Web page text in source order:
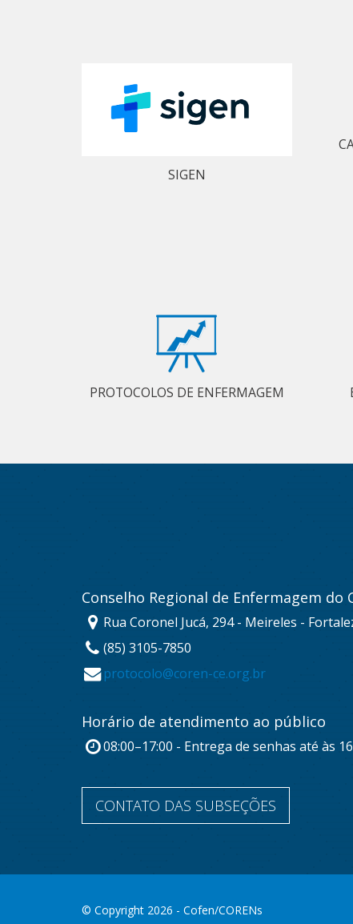
SIGEN
PROTOCOLOS DE ENFERMAGEM
Conselho Regional de Enfermagem do
Rua Coronel Jucá, 294 - Meireles -
(85) 3105-7850
protocolo@coren-ce.org.br
Horário de atendimento ao público
08:00–17:00 - Entrega de senhas até às
CONTATO DAS SUBSEÇÕES
© Copyright 2026 - Cofen/CORENs